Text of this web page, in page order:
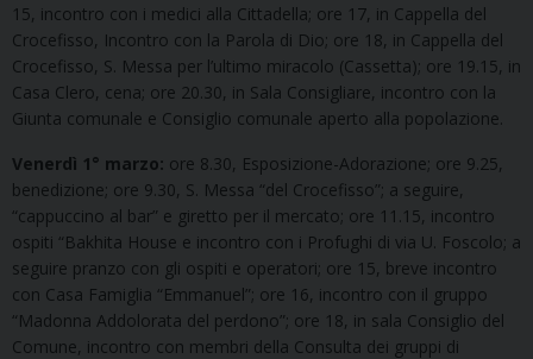
15, incontro con i medici alla Cittadella; ore 17, in Cappella del
Crocefisso, Incontro con la Parola di Dio; ore 18, in Cappella del
Crocefisso, S. Messa per l’ultimo miracolo (Cassetta); ore 19.15, in
Casa Clero, cena; ore 20.30, in Sala Consigliare, incontro con la
Giunta comunale e Consiglio comunale aperto alla popolazione.
Venerdì 1° marzo: ore 8.30, Esposizione-Adorazione; ore 9.25,
benedizione; ore 9.30, S. Messa “del Crocefisso”; a seguire,
“cappuccino al bar” e giretto per il mercato; ore 11.15, incontro
ospiti “Bakhita House e incontro con i Profughi di via U. Foscolo; a
seguire pranzo con gli ospiti e operatori; ore 15, breve incontro
con Casa Famiglia “Emmanuel”; ore 16, incontro con il gruppo
“Madonna Addolorata del perdono”; ore 18, in sala Consiglio del
Comune, incontro con membri della Consulta dei gruppi di